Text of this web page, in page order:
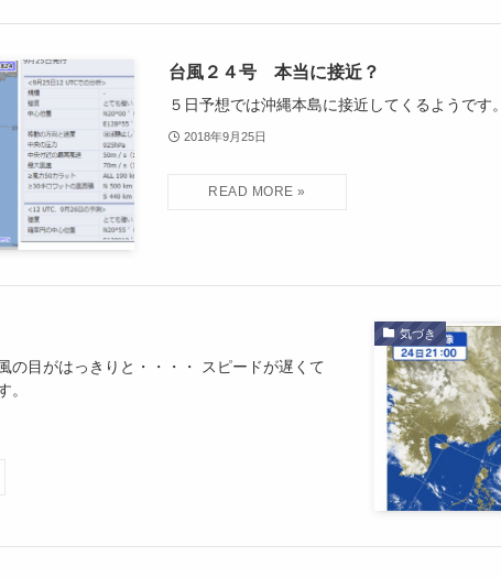
台風２４号 本当に接近？
５日予想では沖縄本島に接近してくるようです。
2018年9月25日
気づき
の目がはっきりと・・・・ スピードが遅くて
。